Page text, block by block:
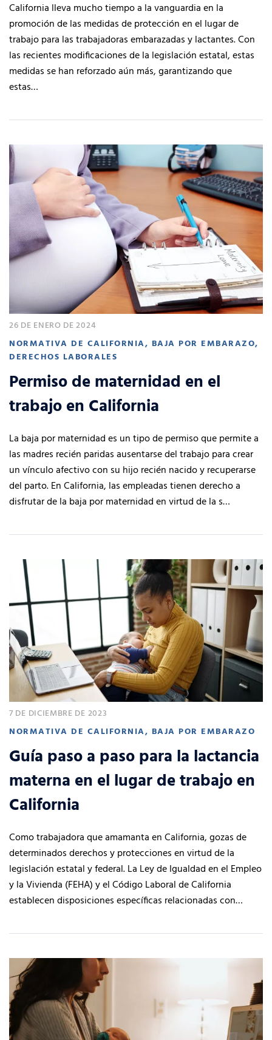
California lleva mucho tiempo a la vanguardia en la
promoción de las medidas de protección en el lugar de
trabajo para las trabajadoras embarazadas y lactantes. Con
las recientes modificaciones de la legislación estatal, estas
medidas se han reforzado aún más, garantizando que
estas…
26 DE ENERO DE 2024
NORMATIVA DE CALIFORNIA, BAJA POR EMBARAZO,
DERECHOS LABORALES
Permiso de maternidad en el
trabajo en California
La baja por maternidad es un tipo de permiso que permite a
las madres recién paridas ausentarse del trabajo para crear
un vínculo afectivo con su hijo recién nacido y recuperarse
del parto. En California, las empleadas tienen derecho a
disfrutar de la baja por maternidad en virtud de la s…
7 DE DICIEMBRE DE 2023
NORMATIVA DE CALIFORNIA, BAJA POR EMBARAZO
Guía paso a paso para la lactancia
materna en el lugar de trabajo en
California
Como trabajadora que amamanta en California, gozas de
determinados derechos y protecciones en virtud de la
legislación estatal y federal. La Ley de Igualdad en el Empleo
y la Vivienda (FEHA) y el Código Laboral de California
establecen disposiciones específicas relacionadas con…